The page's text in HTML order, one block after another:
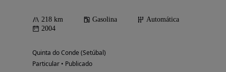
218 km Gasolina
Automática
2004
Quinta do Conde (Setúbal)
Particular • Publicado